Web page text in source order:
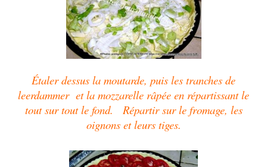
Étaler dessus la moutarde, puis les tranches de
leerdammer et la mozzarelle râpée en répartissant le
tout sur tout le fond.
Répartir sur le fromage, les
oignons et leurs tiges.